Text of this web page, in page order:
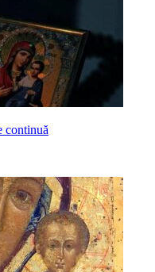
continuă